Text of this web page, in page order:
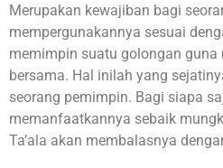
Merupakan kewajiban bagi
mempergunakannya sesuai
memimpin suatu golongan
bersama. Hal inilah yang
seorang pemimpin. Bagi siapa
memanfaatkannya sebaik
Ta’ala akan membalasnya